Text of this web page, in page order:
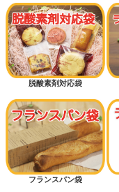
脱酸素剤対応袋
フランスパン袋